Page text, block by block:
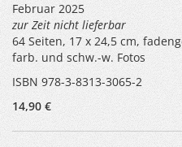
Februar 2025
zur Zeit nicht lieferbar
64 Seiten, 17 x 24,5 cm,
farb. und schw.-w. Fotos
ISBN 978-3-8313-3065-2
14,90 €